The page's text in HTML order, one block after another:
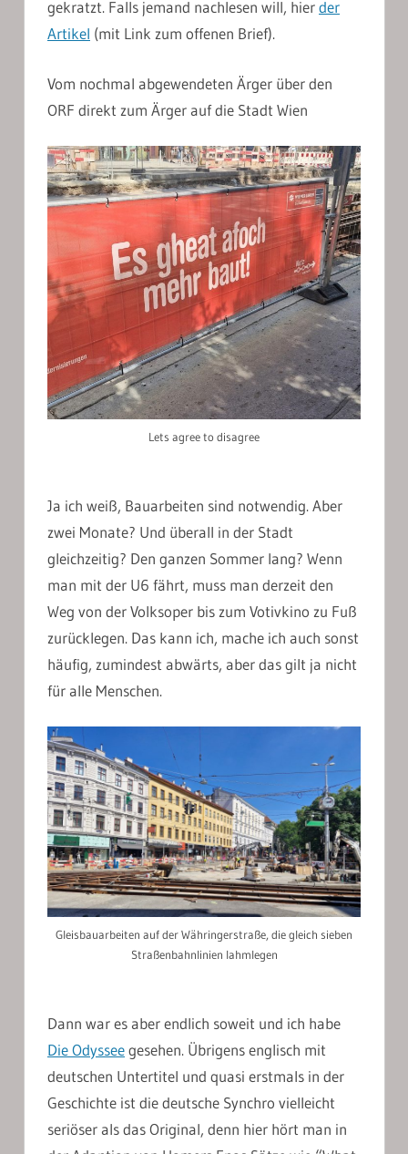
gekratzt. Falls jemand nachlesen will, hierder
Artikel (mit Link zum offenen Brief).
Vom nochmal abgewendeten Ärger über den
ORF direkt zum Ärger auf die Stadt Wien
Lets agree to disagree
Ja ich weiß, Bauarbeiten sind notwendig. Aber
zwei Monate? Und überall in der Stadt
gleichzeitig? Den ganzen Sommer lang? Wenn
man mit der U6 fährt, muss man derzeit den
Weg von der Volksoper bis zum Votivkino zu Fuß
zurücklegen. Das kann ich, mache ich auch sonst
häufig, zumindest abwärts, aber das gilt ja nicht
für alle Menschen.
Gleisbauarbeiten auf der Währingerstraße, die gleich sieben
Straßenbahnlinien lahmlegen
Dann war es aber endlich soweit und ich habe
Die Odysseegesehen. Übrigens englisch mit
deutschen Untertitel und quasi erstmals in der
Geschichte ist die deutsche Synchro vielleicht
seriöser als das Original, denn hier hört man in